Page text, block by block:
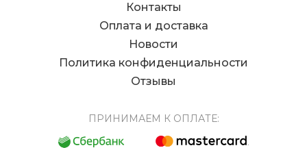
Контакты
Оплата и доставка
Новости
Политика конфиденциальности
Отзывы
ПРИНИМАЕМ К ОПЛАТЕ: